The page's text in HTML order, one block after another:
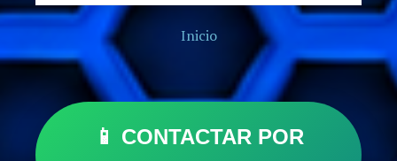
Inicio
📱 CONTACTAR POR